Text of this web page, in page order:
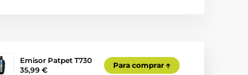
Emisor Patpet T730
35,99 €
Para comprar